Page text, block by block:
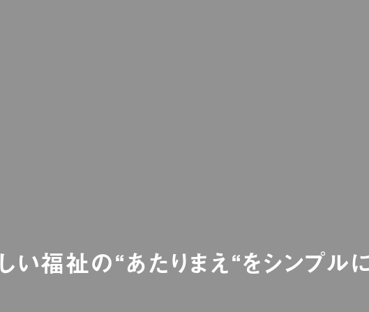
い福祉の“あたりまえ“をシンプル